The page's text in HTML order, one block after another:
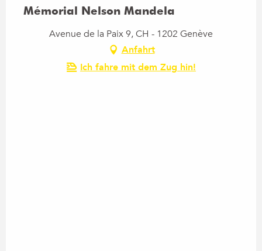
Mémorial Nelson Mandela
Avenue de la Paix 9, CH - 1202 Genève
Anfahrt
Ich fahre mit dem Zug hin!